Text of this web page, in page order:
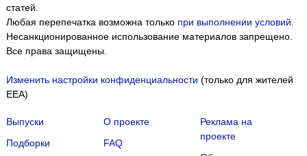
статей.
Любая перепечатка возможна только при выполнении условий.
Несанкционированное использование материалов запрещено.
Все права защищены.
Изменить настройки конфиденциальности (только для жителей
EEA)
Выпуски
Подборки
О проекте
FAQ
Реклама на
проекте